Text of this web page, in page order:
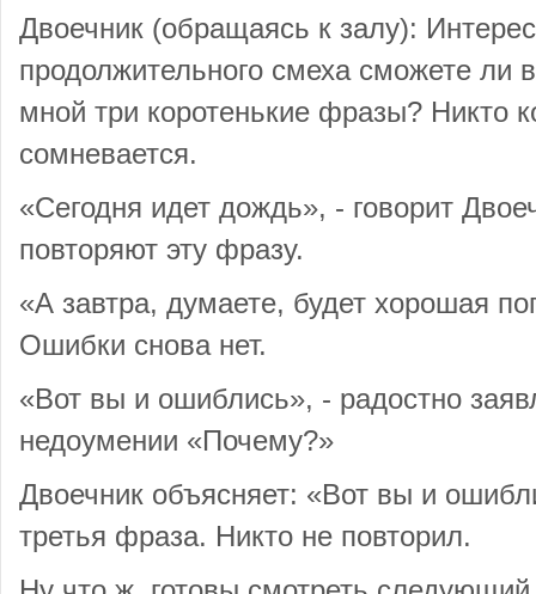
Двоечник (обращаясь к залу):
продолжительного смеха сможете ли
мной три коротенькие фразы? Никто
сомневается.
«Сегодня идет дождь», - говорит
повторяют эту фразу.
«А завтра, думаете, будет хорошая
Ошибки снова нет.
«Вот вы и ошиблись», - радостно
недоумении «Почему?»
Двоечник объясняет: «Вот вы и
третья фраза. Никто не повторил.